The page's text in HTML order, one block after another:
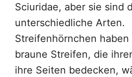
Sciuridae, aber sie sind
unterschiedliche Arten.
Streifenhörnchen haben
braune Streifen, die
ihre Seiten bedecken,